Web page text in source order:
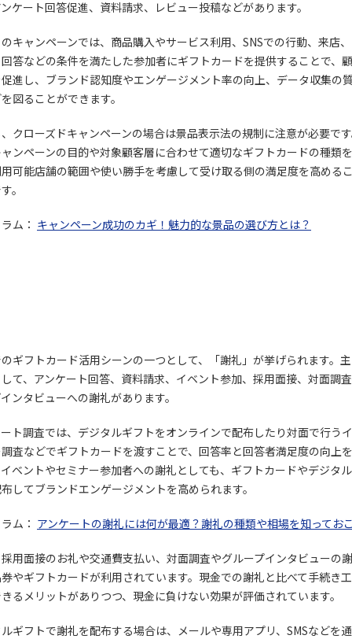
ケート回答促進、資料請求、レビュー投稿などがあります。
キャンペーンでは、商品購入やサービス利用、SNSでの行動、来店
答などの条件を満たした参加者にギフトカードを提供することで、
進し、ブランド認知度やエンゲージメント率の向上、データ収集の
図ることができます。
クローズドキャンペーンの場合は景品表示法の規制に注意が必要で
ンペーンの目的や対象顧客層に合わせて適切なギフトカードの種類
可能店舗の範囲や使い勝手を考慮して受け取る側の満足度を高める
。
ム： キャンペーン成功のカギ！魅力的な景品の選び方とは？
ギフトカード活用シーンの一つとして、「謝礼」が挙げられます。
て、アンケート回答、資料請求、イベント参加、採用面接、対面調
ンタビューへの謝礼があります。
ト調査では、デジタルギフトをオンラインで配布したり対面で行う
査などでギフトカードを渡すことで、回答率と回答者満足度の向上
ベントやセミナー参加者への謝礼としても、ギフトカードやデジタ
してブランドエンゲージメントを高められます。
ム： アンケートの謝礼には何が最適？謝礼の種類や相場を知ってお
用面接のお礼や交通費支払い、対面調査やグループインタビューの
やギフトカードが利用されています。現金での謝礼と比べて手続き
るメリットがありつつ、現金に負けない効果が評価されています。
ギフトで謝礼を配布する場合は、メールや専用アプリ、SMSなどを